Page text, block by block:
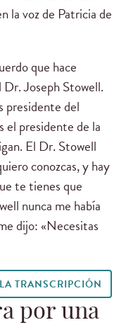
la voz de Patricia de
que hace
Dr. Joseph Stowell.
presidente del
presidente de la
El Dr. Stowell
conozcas, y hay
te tienes que
nunca me había
dijo: «Necesitas
TRANSCRIPCIÓN
por una